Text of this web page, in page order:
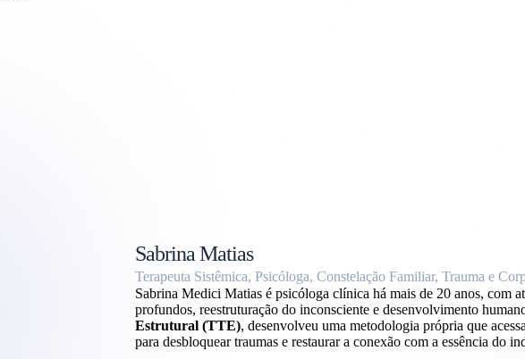
Sabrina Matias
Terapeuta Sistêmica, Psicóloga, Constelação Familiar, Trauma e
Sabrina Medici Matias é psicóloga clínica há mais de 20 anos, com
profundos, reestruturação do inconsciente e desenvolvimento
Estrutural (TTE), desenvolveu uma metodologia própria que
para desbloquear traumas e restaurar a conexão com a essência do